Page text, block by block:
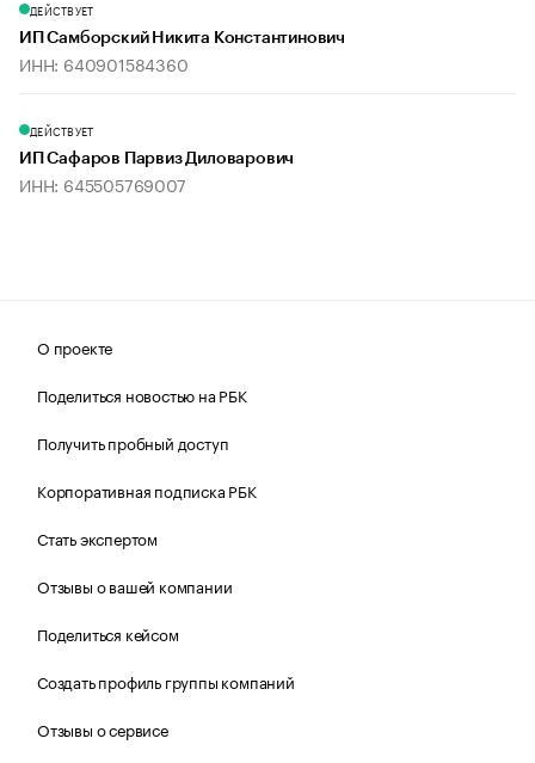
ДЕЙСТВУЕТ
ИП Самборский Никита Константинович
ИНН: 640901584360
ДЕЙСТВУЕТ
ИП Сафаров Парвиз Диловарович
ИНН: 645505769007
О проекте
Поделиться новостью на РБК
Получить пробный доступ
Корпоративная подписка РБК
Стать экспертом
Отзывы о вашей компании
Поделиться кейсом
Создать профиль группы компаний
Отзывы о сервисе